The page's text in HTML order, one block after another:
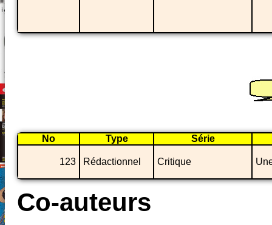
No Type Série
123 Rédactionnel Critique
Co-auteurs